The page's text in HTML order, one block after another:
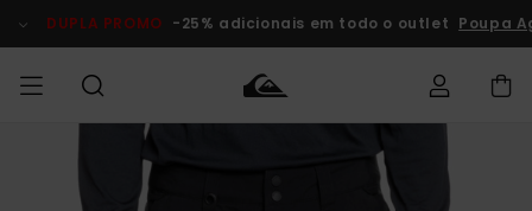
do
DUPLA PROMO -25% adicionais em todo o outlet Poupa